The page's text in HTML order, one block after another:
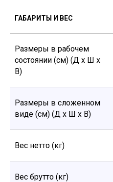
ГАБАРИТЫ И ВЕС
Размеры в рабочем
состоянии (см) (Д х Ш х
В)
Размеры в сложенном
виде (см) (Д х Ш х В)
Вес нетто (кг)
Вес брутто (кг)